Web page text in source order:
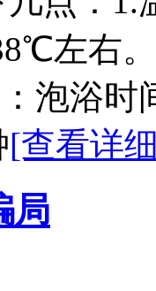
左右
泡浴时
[查看详
局